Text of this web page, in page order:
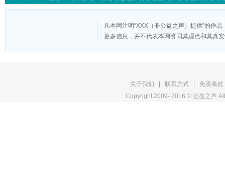
凡本网注明“XXX（非公益之声）提供”的作
更多信息，并不代表本网赞同其观点和其真
关于我们 | 联系方式 |
免责条款
Copyright 2009- 2016 © 公益之声